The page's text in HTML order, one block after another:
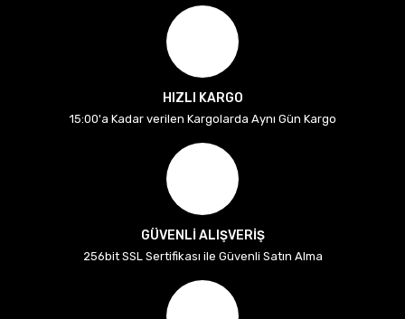
HIZLI KARGO
15:00'a Kadar verilen Kargolarda Aynı Gün Kargo
GÜVENLİ ALIŞVERİŞ
256bit SSL Sertifikası ile Güvenli Satın Alma